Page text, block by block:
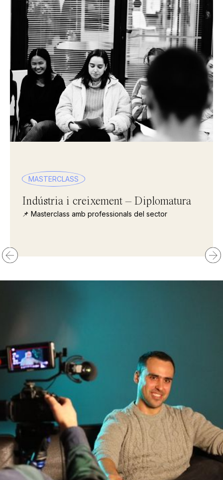
MASTERCLASS
Indústria i creixement – Diplomatura
📌 Masterclass amb professionals del sector